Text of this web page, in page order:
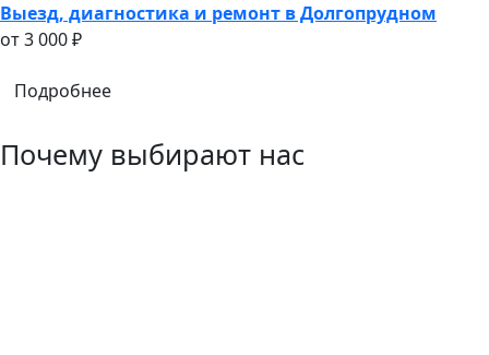
Выезд, диагностика и ремонт в Долгопрудном
oт 3 000 ₽
Подробнее
Почему выбирают нас